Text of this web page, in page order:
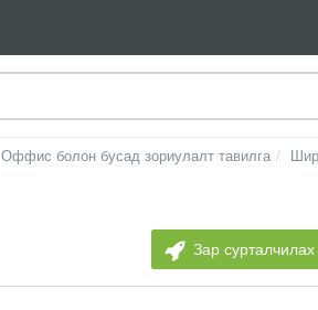
Оффис болон бусад зориулалт тавилга
Зар сурталчилах